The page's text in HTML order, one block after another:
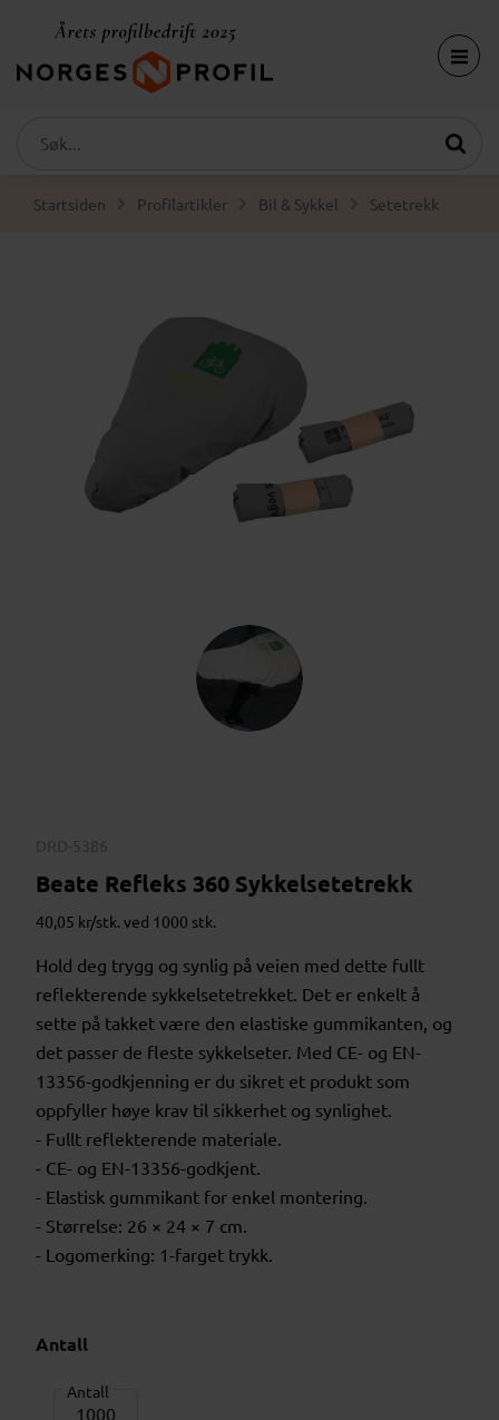
Startsiden Profilartikler Bil & Sykkel Setetrekk
DRD-5386
Beate Refleks 360 Sykkelsetetrekk
40,05 kr/stk. ved 1000 stk.
Hold deg trygg og synlig på veien med dette fullt
reflekterende sykkelsetetrekket. Det er enkelt å
sette på takket være den elastiske gummikanten, og
det passer de fleste sykkelseter. Med CE- og EN-
13356-godkjenning er du sikret et produkt som
oppfyller høye krav til sikkerhet og synlighet.
- Fullt reflekterende materiale.
- CE- og EN-13356-godkjent.
- Elastisk gummikant for enkel montering.
- Størrelse: 26 × 24 × 7 cm.
- Logomerking: 1-farget trykk.
Antall
Antall